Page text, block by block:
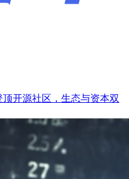
开源社区，生态与资本双